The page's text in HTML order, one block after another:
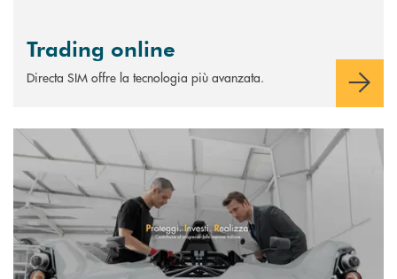
Trading online
Directa SIM offre la tecnologia più avanzata.
Scopri di più Soluzioni di investimento PIR